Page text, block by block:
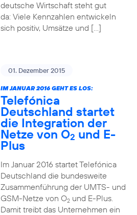
deutsche Wirtschaft steht gut
da: Viele Kennzahlen entwickeln
sich positiv, Umsätze und […]
01. Dezember 2015
IM JANUAR 2016 GEHT ES LOS:
Telefónica
Deutschland startet
die Integration der
Netze von O2 und E-
Plus
Im Januar 2016 startet Telefónica
Deutschland die bundesweite
Zusammenführung der UMTS- und
GSM-Netze von O2und E-Plus.
Damit treibt das Unternehmen ein